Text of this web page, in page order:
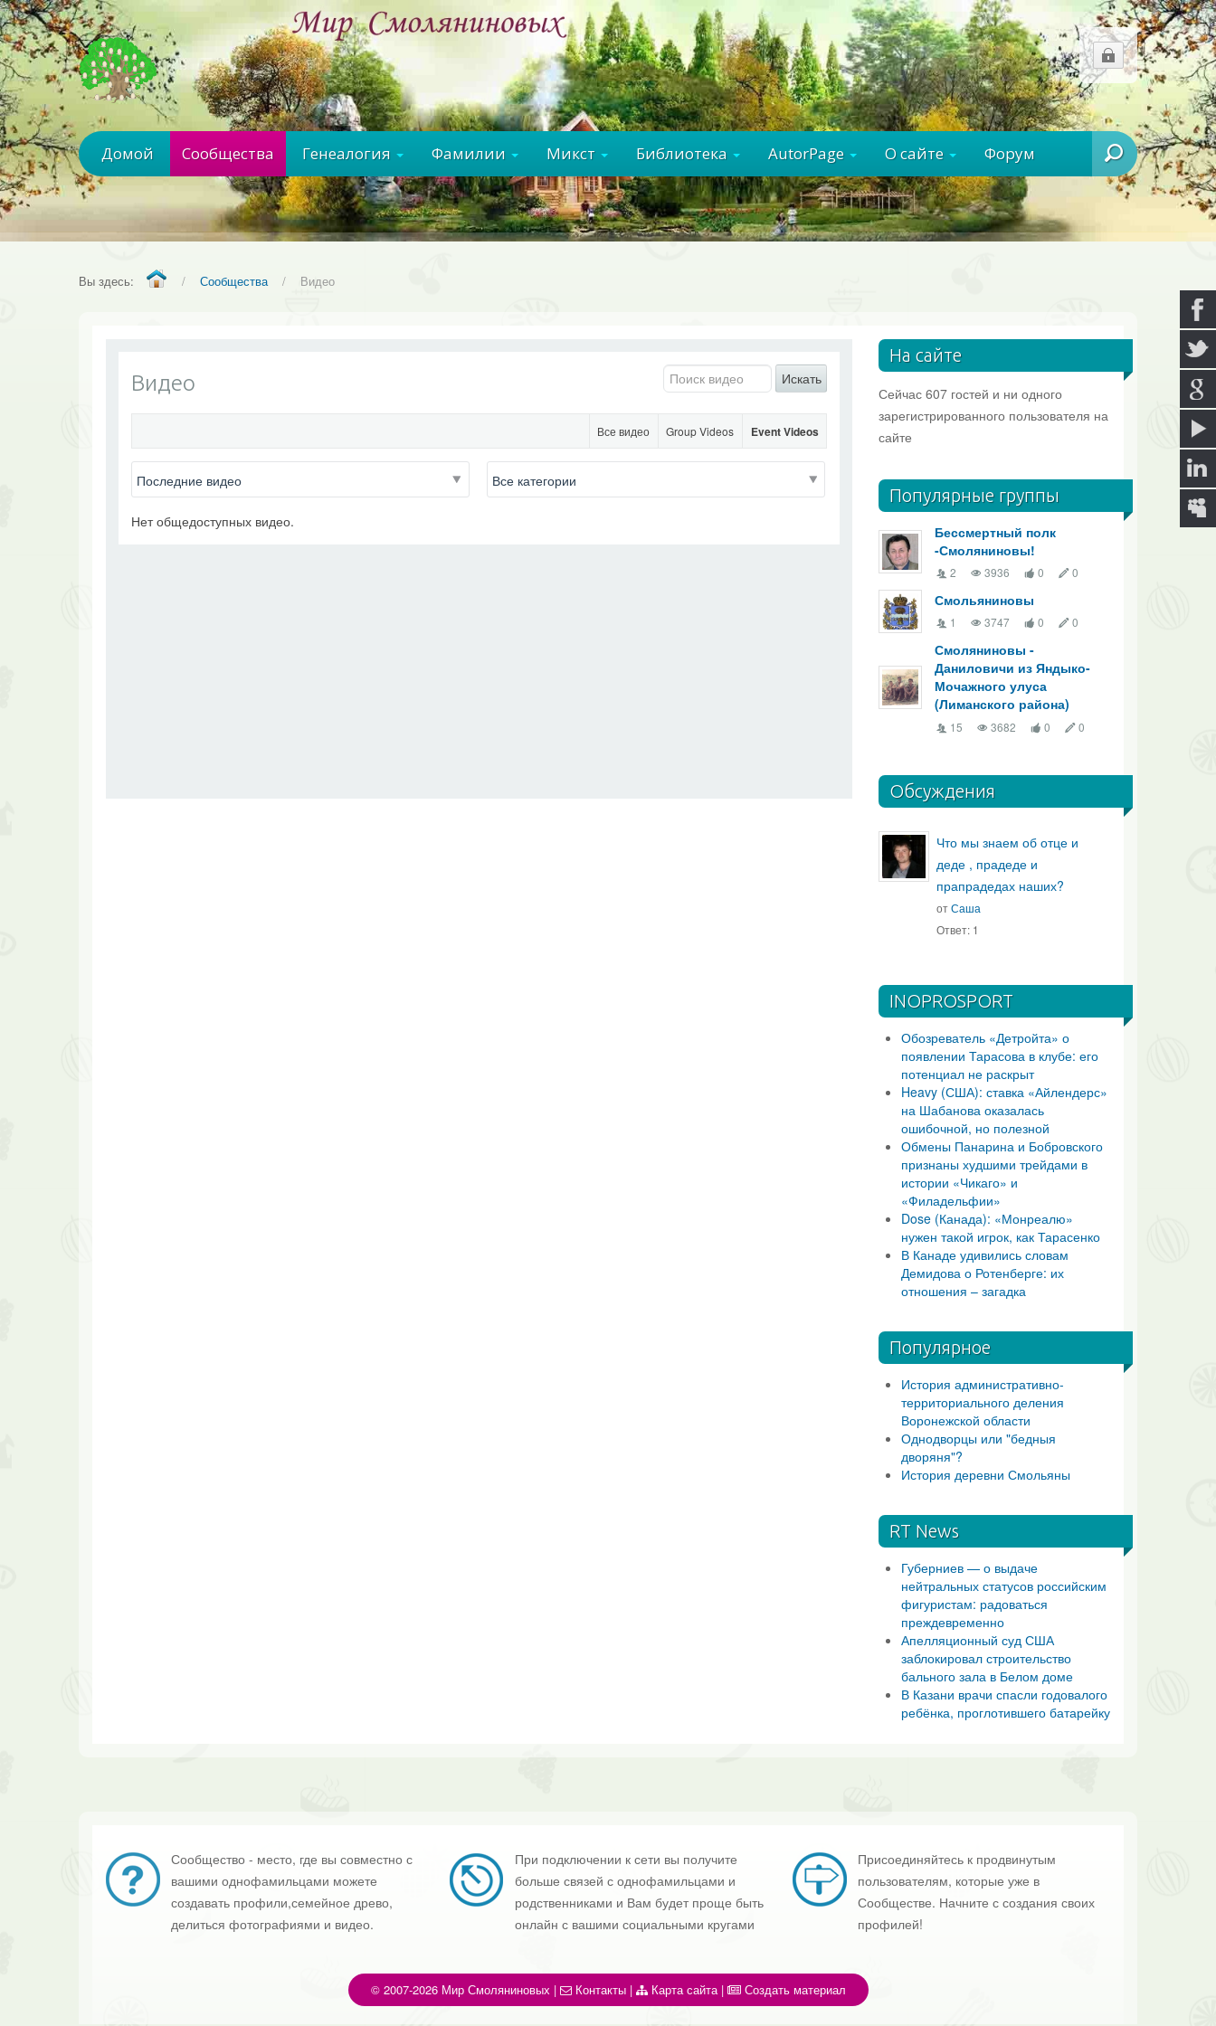
Домой Сообщества Генеалогия Фамилии Микст Библиотека AutorPage О сайте Форум
Вы здесь: / Сообщества / Видео
Видео Искать
Event Videos
Group Videos
Все видео
Нет общедоступных видео.
На сайте
Сейчас 607 гостей и ни одного
зарегистрированного пользователя на
сайте
Популярные группы
Бессмертный полк
-Смоляниновы!
2 3936 0 0
Смольяниновы
1 3747 0 0
Смоляниновы -
Даниловичи из Яндыко-
Мочажного улуса
(Лиманского района)
15 3682 0 0
Обсуждения
Что мы знаем об отце и
деде , прадеде и
прапрадедах наших?
отСаша
Ответ: 1
INOPROSPORT
Обозреватель «Детройта» о
появлении Тарасова в клубе: его
потенциал не раскрыт
Heavy (США): ставка «Айлендерс»
на Шабанова оказалась
ошибочной, но полезной
Обмены Панарина и Бобровского
признаны худшими трейдами в
истории «Чикаго» и
«Филадельфии»
Dose (Канада): «Монреалю»
нужен такой игрок, как Тарасенко
В Канаде удивились словам
Демидова о Ротенберге: их
отношения – загадка
Популярное
История административно-
территориального деления
Воронежской области
Однодворцы или "бедныя
дворяня"?
История деревни Смольяны
RT News
Губерниев — о выдаче
нейтральных статусов российским
фигуристам: радоваться
преждевременно
Апелляционный суд США
заблокировал строительство
бального зала в Белом доме
В Казани врачи спасли годовалого
ребёнка, проглотившего батарейку
Сообщество - место, где вы совместно с
вашими однофамильцами можете
создавать профили,семейное древо,
делиться фотографиями и видео.
При подключении к сети вы получите
больше связей с однофамильцами и
родственниками и Вам будет проще быть
онлайн с вашими социальными кругами
Присоединяйтесь к продвинутым
пользователям, которые уже в
Сообществе. Начните с создания своих
профилей!
© 2007-2026 Мир Смоляниновых | Контакты| Карта сайта| Создать материал